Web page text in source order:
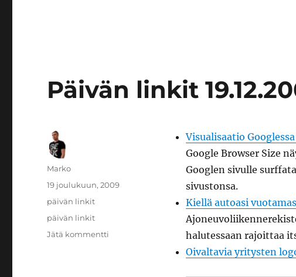
Päivän linkit
Visualisaatio
Google Browser Size
Googlen sivulle
sivustonsa.
Kiellä autoasi
halutessaan rajoittaa
Oivaltavia yritysten
Kirjoittaja
Marko
Julkaistu
19 joulukuun, 2009
Kategoriat
päivän linkit
Avainsanat
päivän linkit
Jätä kommentti